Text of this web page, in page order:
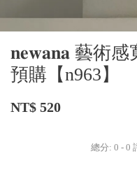
𝐧𝐞𝐰𝐚𝐧𝐚 藝術感
預購【n963】
NT$ 520
總分: 0 - 0